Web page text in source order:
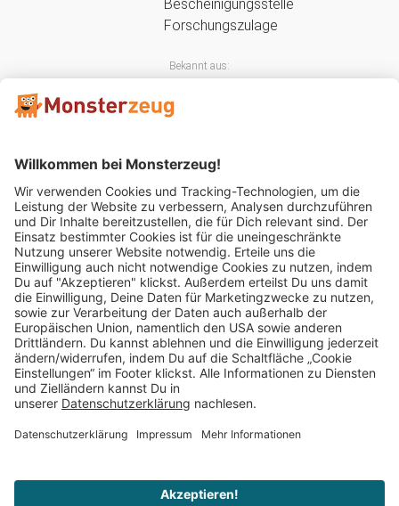
Bekannt aus:
Mitglied im:
Impressum AGB Widerrufsbelehrung
Vertrag widerrufen